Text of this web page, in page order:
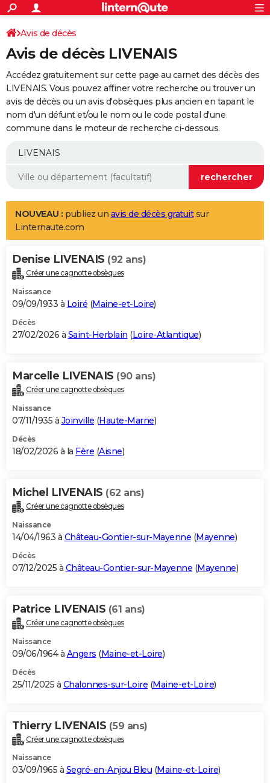
ACTUALITÉS
Politique
Société
Faits Divers
Education
Monde
Villes
+
SPORT
Coupe du monde 2026
Football
Tennis
Cyclisme
Rugby
Forum
Programme TV
TNTStreaming
Cinéma
Sorties cinéma
Musique
+FINANCE
Retraite
Epargne
Immobilier
Risques naturels par ville
Banque
Assurance
AUTO
Essais
Réserver un essai
Citadines
Berlines
SUV
Forum auto
+
Mobiles
Meilleur smartphone
Internet
Ordinateurs
Jeux vidéo
Guide high-tech
Aménagement intérieur
LIFESTYLE
Art de vivre
Bien-être
Loisirs
Mode
Modes de vie
Alimentation
Guide de la santé
Maladies
Médicaments
Sommeil
VOYAGE
Destinations
City break
Voyage nature
Voyage de noces
Forum
Climat
+PHOTO
GUIDES D'ACHAT
BONS PLANS
Carte de Noël
Carte Bonne année
Carte Saint-Valentin
Carte Pâques
Carte d'anniversaire
DICTIONNAIRE
Dictionnaire
Biographies
Citations
Expressions
Proverbes
PROGRAMME TV
S'inscrire
Se connecter
Lycées
Collèges
Primaires
Universités
Entreprises
Service militaire
Avis de recherche
AVIS DE DÉCÈS
Bricolage
Lifestyle
Culture
Sport
Auto
Television
Voyage
Cinema
Avis de décès
Avis de décès LIVENAIS
Accédez gratuitement sur cette page au carnet des décès des
LIVENAIS. Vous pouvez affiner votre recherche ou trouver un
avis de décès ou un avis d'obsèques plus ancien en tapant le
nom d'un défunt et/ou le nom ou le code postal d'une
commune dans le moteur de recherche ci-dessous.
NOUVEAU : publiez un avis de décès gratuitsur
Linternaute.com
Denise LIVENAIS (92 ans)
Créer une cagnotte obsèques
Naissance
09/09/1933 à Loiré (Maine-et-Loire)
Décès
27/02/2026 à Saint-Herblain (Loire-Atlantique)
Marcelle LIVENAIS (90 ans)
Créer une cagnotte obsèques
Naissance
07/11/1935 à Joinville (Haute-Marne)
Décès
18/02/2026 à la Fère (Aisne)
Michel LIVENAIS (62 ans)
Créer une cagnotte obsèques
Naissance
14/04/1963 à Château-Gontier-sur-Mayenne (Mayenne)
Décès
07/12/2025 à Château-Gontier-sur-Mayenne (Mayenne)
Patrice LIVENAIS (61 ans)
Créer une cagnotte obsèques
Naissance
09/06/1964 à Angers (Maine-et-Loire)
Décès
25/11/2025 à Chalonnes-sur-Loire (Maine-et-Loire)
Thierry LIVENAIS (59 ans)
Créer une cagnotte obsèques
Naissance
03/09/1965 à Segré-en-Anjou Bleu (Maine-et-Loire)